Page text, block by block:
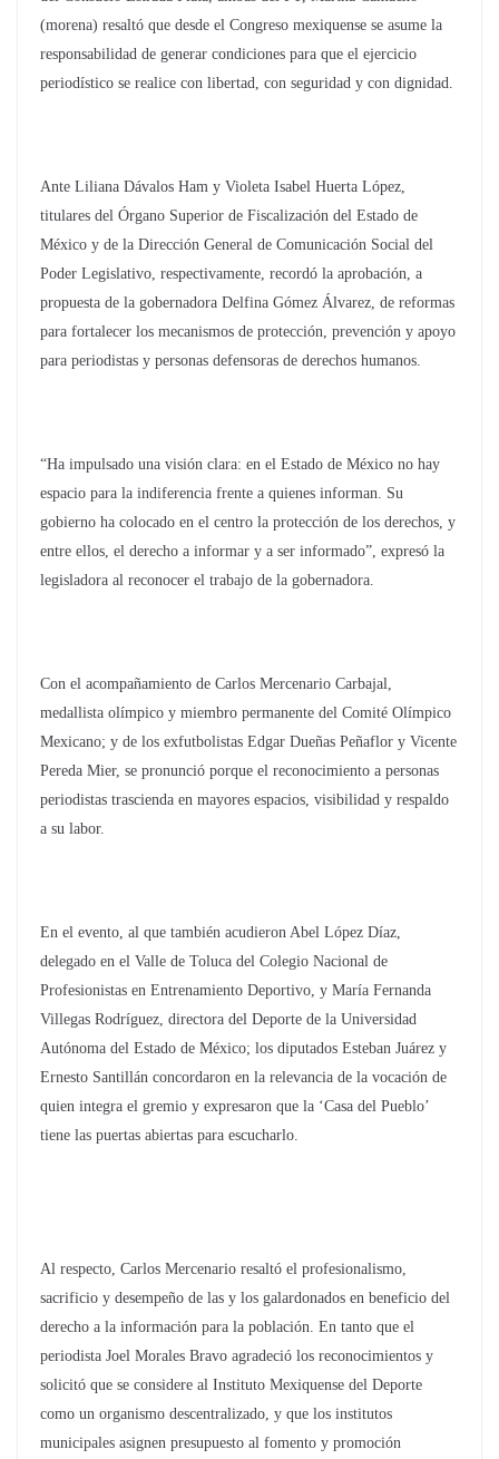
(morena) resaltó que desde el Congreso mexiquense se asume la
responsabilidad de generar condiciones para que el ejercicio
periodístico se realice con libertad, con seguridad y con dignidad.
Ante Liliana Dávalos Ham y Violeta Isabel Huerta López,
titulares del Órgano Superior de Fiscalización del Estado de
México y de la Dirección General de Comunicación Social del
Poder Legislativo, respectivamente, recordó la aprobación, a
propuesta de la gobernadora Delfina Gómez Álvarez, de reformas
para fortalecer los mecanismos de protección, prevención y apoyo
para periodistas y personas defensoras de derechos humanos.
“Ha impulsado una visión clara: en el Estado de México no hay
espacio para la indiferencia frente a quienes informan. Su
gobierno ha colocado en el centro la protección de los derechos, y
entre ellos, el derecho a informar y a ser informado”, expresó la
legisladora al reconocer el trabajo de la gobernadora.
Con el acompañamiento de Carlos Mercenario Carbajal,
medallista olímpico y miembro permanente del Comité Olímpico
Mexicano; y de los exfutbolistas Edgar Dueñas Peñaflor y Vicente
Pereda Mier, se pronunció porque el reconocimiento a personas
periodistas trascienda en mayores espacios, visibilidad y respaldo
a su labor.
En el evento, al que también acudieron Abel López Díaz,
delegado en el Valle de Toluca del Colegio Nacional de
Profesionistas en Entrenamiento Deportivo, y María Fernanda
Villegas Rodríguez, directora del Deporte de la Universidad
Autónoma del Estado de México; los diputados Esteban Juárez y
Ernesto Santillán concordaron en la relevancia de la vocación de
quien integra el gremio y expresaron que la ‘Casa del Pueblo’
tiene las puertas abiertas para escucharlo.
Al respecto, Carlos Mercenario resaltó el profesionalismo,
sacrificio y desempeño de las y los galardonados en beneficio del
derecho a la información para la población. En tanto que el
periodista Joel Morales Bravo agradeció los reconocimientos y
solicitó que se considere al Instituto Mexiquense del Deporte
como un organismo descentralizado, y que los institutos
municipales asignen presupuesto al fomento y promoción